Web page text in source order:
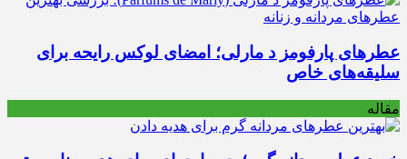
عطرهای پارفومز د مارلی؛ امضای لوکس رایحه برای
سلیقه‌های خاص
مقاله